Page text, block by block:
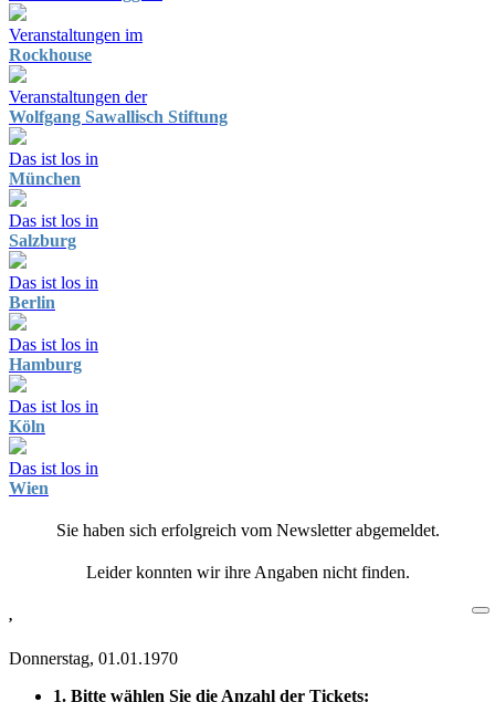
Veranstaltungen im
Rockhouse
Veranstaltungen der
Wolfgang Sawallisch Stiftung
Das ist los in
München
Das ist los in
Salzburg
Das ist los in
Berlin
Das ist los in
Hamburg
Das ist los in
Köln
Das ist los in
Wien
Sie haben sich erfolgreich vom Newsletter abgemeldet.
Leider konnten wir ihre Angaben nicht finden.
,
Donnerstag, 01.01.1970
1. Bitte wählen Sie die Anzahl der Tickets: